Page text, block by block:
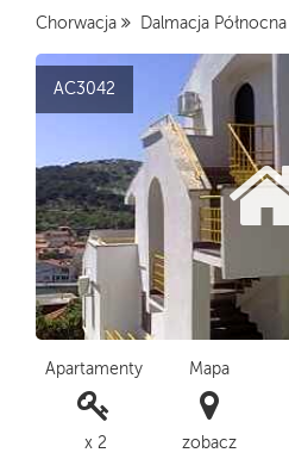
Chorwacja Dalmacja Północna
AC3042
Apartamenty
x 2
Mapa
zobacz